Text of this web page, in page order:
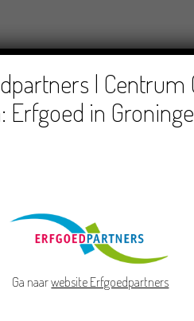
| Centrum
Erfgoed in
Ga naarwebsite Erfgoedpartners